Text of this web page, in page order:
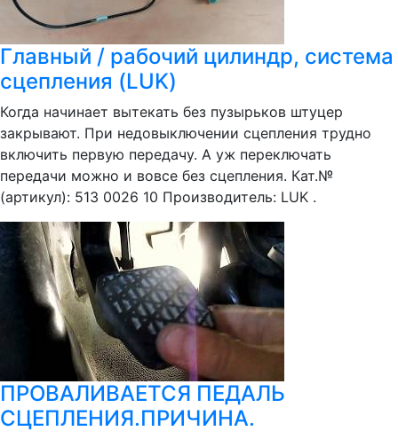
Главный / рабочий цилиндр, система
сцепления (LUK)
Когда начинает вытекать без пузырьков штуцер
закрывают. При недовыключении сцепления трудно
включить первую передачу. А уж переключать
передачи можно и вовсе без сцепления. Кат.№
(артикул): 513 0026 10 Производитель: LUK .
ПРОВАЛИВАЕТСЯ ПЕДАЛЬ
СЦЕПЛЕНИЯ.ПРИЧИНА.